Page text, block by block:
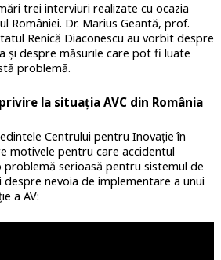
trei interviuri realizate cu ocazia
României. Dr. Marius Geantă, prof.
Renică Diaconescu au vorbit despre
și despre măsurile care pot fi luate
problemă.
la situația AVC din România
Centrului pentru Inovație în
motivele pentru care accidentul
problemă serioasă pentru sistemul de
nevoia de implementare a unui
a AV: